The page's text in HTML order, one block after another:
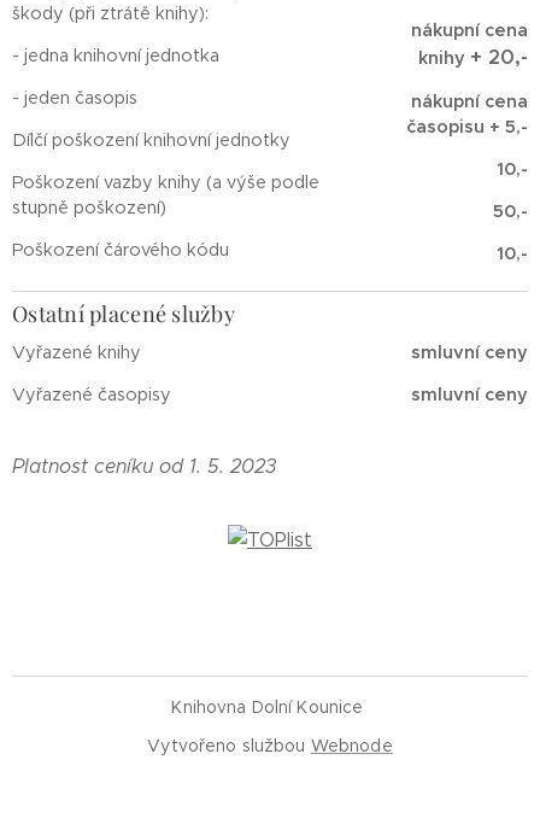
škody (při ztrátě knihy):
- jedna knihovní jednotka
- jeden časopis
Dílčí poškození knihovní jednotky
Poškození vazby knihy (a výše podle
stupně poškození)
Poškození čárového kódu
nákupní cena
knihy + 20,-
nákupní cena
časopisu + 5,-
10,-
50,-
10,-
Ostatní placené služby
Vyřazené knihy
Vyřazené časopisy
smluvní ceny
smluvní ceny
Platnost ceníku od 1. 5. 2023
Knihovna Dolní Kounice
Vytvořeno službou Webnode